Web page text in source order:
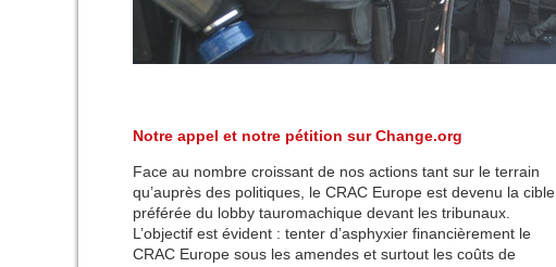
Notre appel et notre pétition sur Change.org
Face au nombre croissant de nos actions tant sur le terrain
qu’auprès des politiques, le CRAC Europe est devenu la cible
préférée du lobby tauromachique devant les tribunaux.
L’objectif est évident : tenter d’asphyxier financièrement le
CRAC Europe sous les amendes et surtout les coûts de